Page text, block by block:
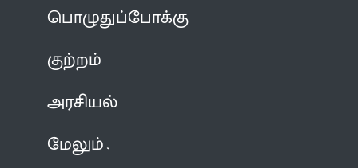
பொழுதுப்போக்கு
குற்றம்
அரசியல்
மேலும்